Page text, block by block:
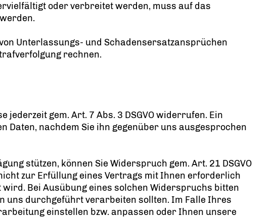
oder verbreitet werden, muss auf das
Unterlassungs- und Schadensersatzansprüchen
rechnen.
gem. Art. 7 Abs. 3 DSGVO widerrufen. Ein
nachdem Sie ihn gegenüber uns ausgesprochen
stützen, können Sie Widerspruch gem. Art. 21 DSGVO
zur Erfüllung eines Vertrags mit Ihnen erforderlich
Bei Ausübung eines solchen Widerspruchs bitten
uns durchgeführt verarbeiten sollten. Im Falle Ihres
einstellen bzw. anpassen oder Ihnen unsere